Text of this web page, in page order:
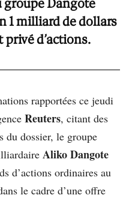
groupe Dangote
1 milliard de dollars
d’actions.
rapportées ce jeudi
Reuters, citant des
du dossier, le groupe
Aliko Dangote
d’actions ordinaires au
le cadre d’une offre